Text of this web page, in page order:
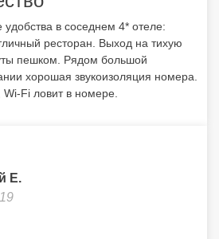
в соседнем 4* отеле:
ресторан. Выход на тихую
пешком. Рядом большой
хорошая звукоизоляция номера.
Fi ловит в номере.
Е.